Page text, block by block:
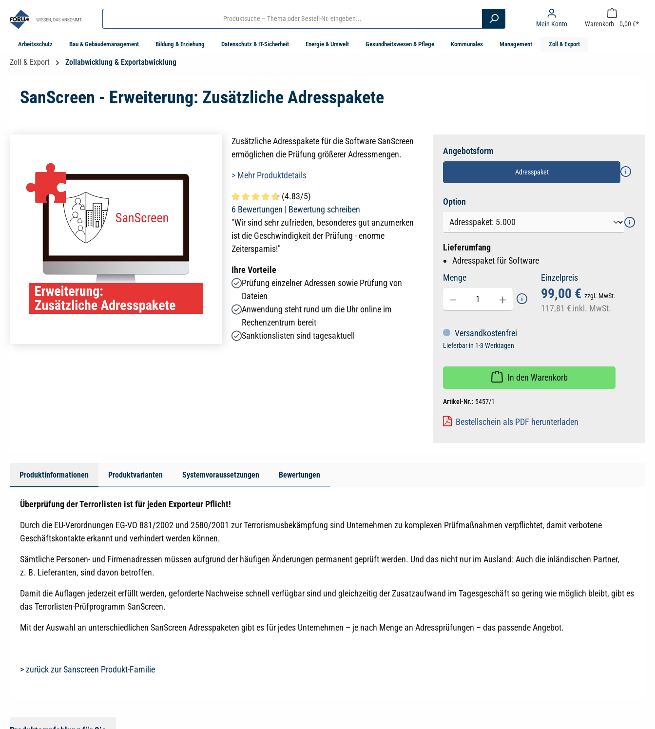
Zur Hauptnavigation springen
Mein Konto Warenkorb 0,00 €*
Arbeitsschutz Bau & Gebäudemanagement Bildung & Erziehung Datenschutz & IT-Sicherheit Energie & Umwelt Gesundheitswesen & Pflege Kommunales Management Zoll & Export
Zoll & Export Zollabwicklung & Exportabwicklung
SanScreen - Erweiterung: Zusätzliche Adresspakete
Zusätzliche Adresspakete für die Software SanScreen
ermöglichen die Prüfung größerer Adressmengen.
> Mehr Produktdetails
Durchschnittliche Bewertung von 4.8 von 5 Sternen
(4.83/5)
6 Bewertungen | Bewertung schreiben
"Wir sind sehr zufrieden, besonderes gut anzumerken
ist die Geschwindigkeit der Prüfung - enorme
Zeitersparnis!"
Ihre Vorteile
Prüfung einzelner Adressen sowie Prüfung von
Dateien
Anwendung steht rund um die Uhr online im
Rechenzentrum bereit
Sanktionslisten sind tagesaktuell
Angebotsform
Adresspaket
Option
Lieferumfang
Adresspaket für Software
Menge
Einzelpreis
99,00 € zzgl. MwSt.
117,81 € inkl. MwSt.
Versandkostenfrei
Lieferbar in 1-3 Werktagen
In den Warenkorb
Artikel-Nr.: 5457/1
Bestellschein als PDF herunterladen
Produktinformationen Produktvarianten Systemvoraussetzungen Bewertungen
Überprüfung der Terrorlisten ist für jeden Exporteur Pflicht!
Durch die EU-Verordnungen EG-VO 881/2002 und 2580/2001 zur Terrorismusbekämpfung sind Unternehmen zu komplexen Prüfmaßnahmen verpflichtet, damit verbotene
Geschäftskontakte erkannt und verhindert werden können.
Sämtliche Personen- und Firmenadressen müssen aufgrund der häufigen Änderungen permanent geprüft werden. Und das nicht nur im Ausland: Auch die inländischen Partner,
z. B. Lieferanten, sind davon betroffen.
Damit die Auflagen jederzeit erfüllt werden, geforderte Nachweise schnell verfügbar sind und gleichzeitig der Zusatzaufwand im Tagesgeschäft so gering wie möglich bleibt, gibt es
das Terrorlisten-Prüfprogramm SanScreen.
Mit der Auswahl an unterschiedlichen SanScreen Adresspaketen gibt es für jedes Unternehmen – je nach Menge an Adressprüfungen – das passende Angebot.
> zurück zur Sanscreen Produkt-Familie